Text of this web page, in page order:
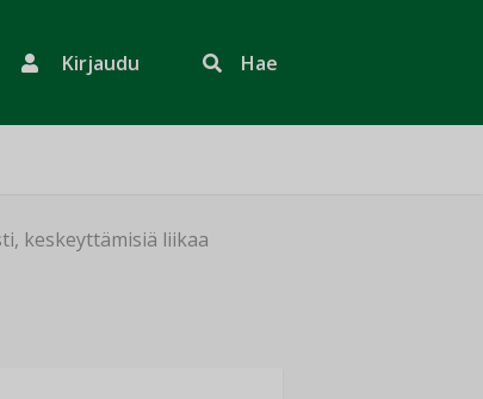
Kirjaudu Hae
keskeyttämisiä liikaa